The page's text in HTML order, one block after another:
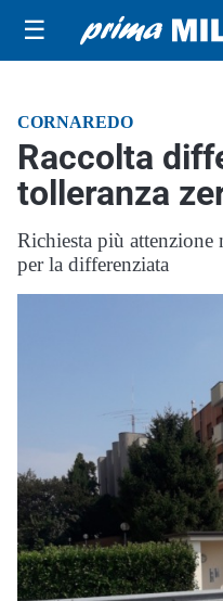
☰
CORNAREDO
Raccolta
tolleranza
Richiesta più
per la differenziata